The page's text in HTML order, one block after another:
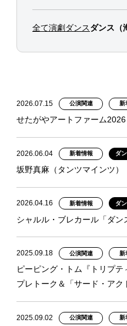
チケット発売情報
公演アーカイブ
学芸刊行物
鑑賞サポート
協賛・協力
転売行為の禁止について
有料オンラインチケット会員
友の会
全て演劇 ダンスダンス（
2026.07.15 公演関連 新
せたがやアートファーム
2026.06.04 新着情報 ダ
坂野真麻（タンツマインツ
2026.04.16 新着情報 ダ
シャルル・ブレカール「ダ
2025.09.18 公演関連 新
ピーピング・トム『トリプテ
プレトーク＆「サード・ア
2025.09.02 公演関連 新